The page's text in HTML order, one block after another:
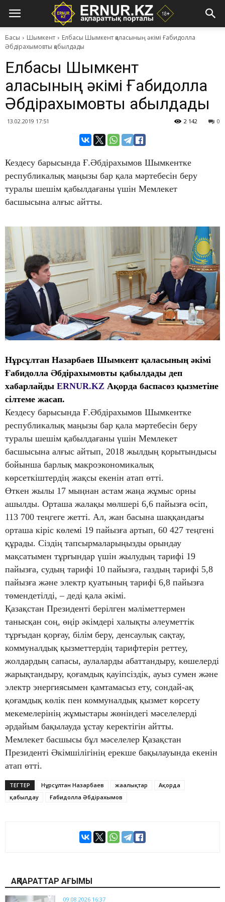
Басы Шымкент
Елбасы Шымкент қаласының әкімі Ғабидолла
Әбдірахымовты қабылдады
Елбасы Шымкент
қаласының әкімі Ғабидолла
Әбдірахымовты қабылдады
13.02.2019 17:51 0
2 142
Кездесу барысында Ғ.Әбдірахымов Шымкентке
республикалық маңызы бар қала мәртебесін беру
туралы шешім қабылдағаны үшін Мемлекет
басшысына алғыс айтты.
Нұрсұлтан Назарбаев Шымкент қаласының әкімі
Ғабидолла Әбдірахымовты қабылдады деп
хабарлайды ERNUR.KZ Ақорда баспасөз қызметіне
сілтеме жасап.
Кездесу барысында Ғ.Әбдірахымов Шымкентке
республикалық маңызы бар қала мәртебесін беру
туралы шешім қабылдағаны үшін Мемлекет
басшысына алғыс айтып, 2018 жылдың қорытындысы
бойынша барлық макроэкономикалық
көрсеткіштердің жақсы екенін атап өтті.
Өткен жылы 17 мыңнан астам жаңа жұмыс орны
ашылды. Орташа жалақы мөлшері 6,6 пайызға өсіп,
113 700 теңгеге жетті. Ал, жан басына шаққандағы
орташа кіріс көлемі 19 пайызға артып, 60 427 теңгені
құрады. Сіздің тапсырмаларыңызды орындау
мақсатымен тұрғындар үшін жылудың тарифі 19
пайызға, судың тарифі 10 пайызға, газдың тарифі 5,8
пайызға және электр қуатының тарифі 6,8 пайызға
төмендетілді, – деді қала әкімі.
Қазақстан Президенті берілген мәліметтермен
танысқан соң, өңір әкімдері халықты әлеуметтік
тұрғыдан қорғау, білім беру, денсаулық сақтау,
коммуналдық қызметтердің тарифтерін реттеу,
жолдардың сапасы, аулаларды абаттандыру, көшелерді
жарықтандыру, қоғамдық қауіпсіздік, ауыз сумен және
электр энергиясымен қамтамасыз ету, сондай-ақ
қоғамдық көлік пен коммуналдық қызмет көрсету
мекемелерінің жұмыстары жөніндегі мәселелерді
әрдайым бақылауда ұстау керектігін айтты.
Мемлекет басшысы бұл мәселелер Қазақстан
Президенті Әкімшілігінің ерекше бақылауында екенін
атап өтті.
ТЕГТЕР Нұрсұлтан Назарбаев жаңалықтар
Ақорда
қабылдау
Ғабидолла Әбдірахымов
АҚПАРАТТАР АҒЫМЫ
09.08.2026 16:37